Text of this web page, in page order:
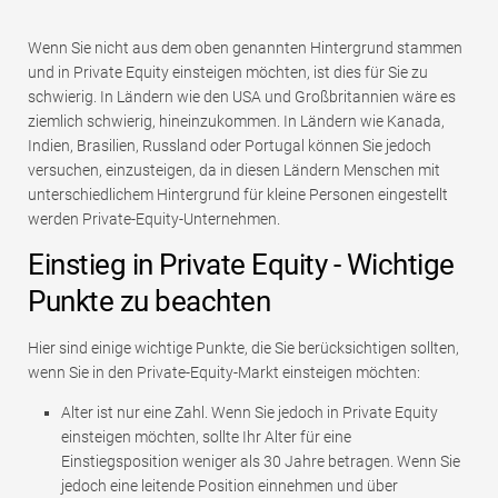
Wenn Sie nicht aus dem oben genannten Hintergrund stammen
und in Private Equity einsteigen möchten, ist dies für Sie zu
schwierig. In Ländern wie den USA und Großbritannien wäre es
ziemlich schwierig, hineinzukommen. In Ländern wie Kanada,
Indien, Brasilien, Russland oder Portugal können Sie jedoch
versuchen, einzusteigen, da in diesen Ländern Menschen mit
unterschiedlichem Hintergrund für kleine Personen eingestellt
werden Private-Equity-Unternehmen.
Einstieg in Private Equity - Wichtige
Punkte zu beachten
Hier sind einige wichtige Punkte, die Sie berücksichtigen sollten,
wenn Sie in den Private-Equity-Markt einsteigen möchten:
Alter ist nur eine Zahl. Wenn Sie jedoch in Private Equity
einsteigen möchten, sollte Ihr Alter für eine
Einstiegsposition weniger als 30 Jahre betragen. Wenn Sie
jedoch eine leitende Position einnehmen und über